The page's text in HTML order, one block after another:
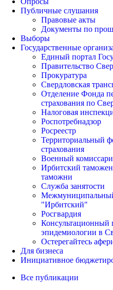
Публичные слушания
Правовые акты
Документы по
Выборы
Государственные
Единый портал
Правительство
Прокуратура
Свердловская
Отделение Фонда
страхования по
Налоговая
Роспотребнадзор
Росреестр
Территориальный
страхования
Военный
Ирбитский
таможни
Служба занятости
"Ирбитский"
Росгвардия
эпидемиологии в
Остерегайтесь
Для бизнеса
Инициативное
Все публикации